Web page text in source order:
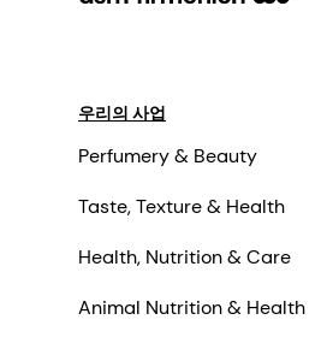
우리의 사업
Perfumery & Beauty
Taste, Texture & Health
Health, Nutrition & Care
Animal Nutrition & Health